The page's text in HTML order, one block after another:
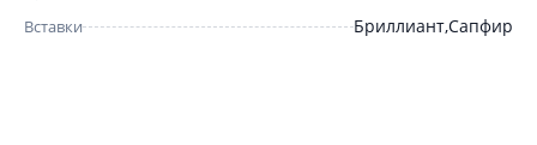
Вставки Бриллиант,Сапфир